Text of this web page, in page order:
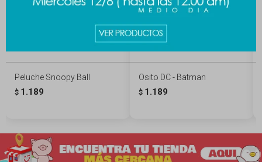
Peluche Snoopy Ball
$ 1.189
Osito DC - Batman
$ 1.189